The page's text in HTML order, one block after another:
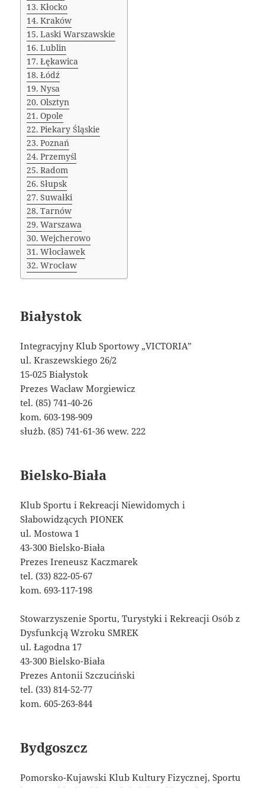
Kłocko
Kraków
Laski Warszawskie
Lublin
Łękawica
Łódź
Nysa
Olsztyn
Opole
Piekary Śląskie
Poznań
Przemyśl
Radom
Słupsk
Suwałki
Tarnów
Warszawa
Wejcherowo
Włocławek
Wrocław
Białystok
Integracyjny Klub Sportowy „VICTORIA”
ul. Kraszewskiego 26/2
15-025 Białystok
Prezes Wacław Morgiewicz
tel. (85) 741-40-26
kom. 603-198-909
służb. (85) 741-61-36 wew. 222
Bielsko-Biała
Klub Sportu i Rekreacji Niewidomych i
Słabowidzących PIONEK
ul. Mostowa 1
43-300 Bielsko-Biała
Prezes Ireneusz Kaczmarek
tel. (33) 822-05-67
kom. 693-117-198
Stowarzyszenie Sportu, Turystyki i Rekreacji Osób z
Dysfunkcją Wzroku SMREK
ul. Łagodna 17
43-300 Bielsko-Biała
Prezes Antonii Szczuciński
tel. (33) 814-52-77
kom. 605-263-844
Bydgoszcz
Pomorsko-Kujawski Klub Kultury Fizycznej, Sportu